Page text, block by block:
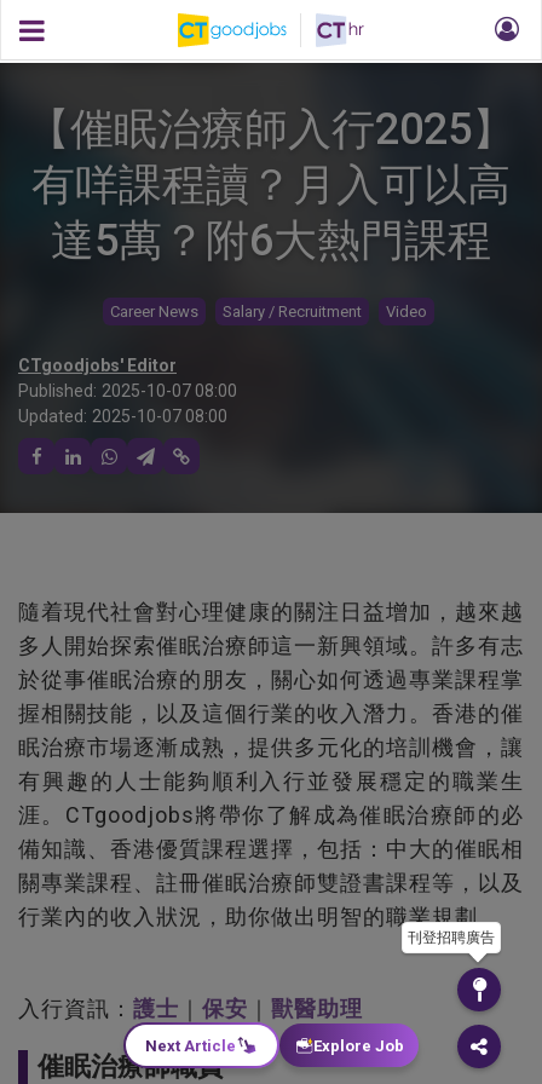
【催眠治療師入行2025】
有咩課程讀？月入可以高
達5萬？附6大熱門課程
Career News Salary / Recruitment Video
CTgoodjobs' Editor
Published: 2025-10-07 08:00
Updated: 2025-10-07 08:00
隨着現代社會對心理健康的關注日益增加，越來越
多人開始探索催眠治療師這一新興領域。許多有志
於從事催眠治療的朋友，關心如何透過專業課程掌
握相關技能，以及這個行業的收入潛力。香港的催
眠治療市場逐漸成熟，提供多元化的培訓機會，讓
有興趣的人士能夠順利入行並發展穩定的職業生
涯。CTgoodjobs將帶你了解成為催眠治療師的必
備知識、香港優質課程選擇，包括：中大的催眠相
關專業課程、註冊催眠治療師雙證書課程等，以及
行業內的收入狀況，助你做出明智的職業規劃。
入行資訊： 護士 ｜ 保安 ｜ 獸醫助理
催眠治療師職責
刊登招聘廣告
Next Article Explore Job